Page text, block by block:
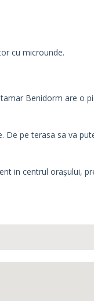
cu microunde.
Benidorm are o
De pe terasa sa va
in centrul orașului,